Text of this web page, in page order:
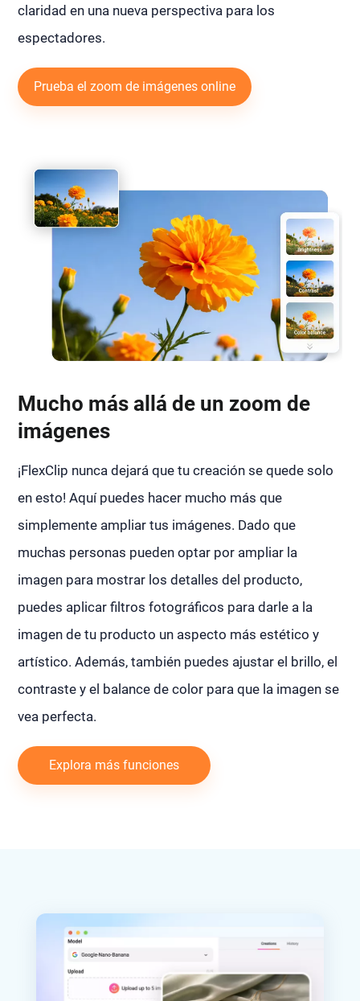
claridad en una nueva perspectiva para los
espectadores.
Prueba el zoom de imágenes online
Mucho más allá de un zoom de
imágenes
¡FlexClip nunca dejará que tu creación se quede solo
en esto! Aquí puedes hacer mucho más que
simplemente ampliar tus imágenes. Dado que
muchas personas pueden optar por ampliar la
imagen para mostrar los detalles del producto,
puedes aplicar filtros fotográficos para darle a la
imagen de tu producto un aspecto más estético y
artístico. Además, también puedes ajustar el brillo, el
contraste y el balance de color para que la imagen se
vea perfecta.
Explora más funciones